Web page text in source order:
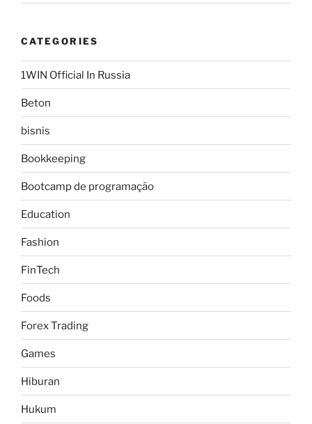
CATEGORIES
1WIN Official In Russia
Beton
bisnis
Bookkeeping
Bootcamp de programação
Education
Fashion
FinTech
Foods
Forex Trading
Games
Hiburan
Hukum